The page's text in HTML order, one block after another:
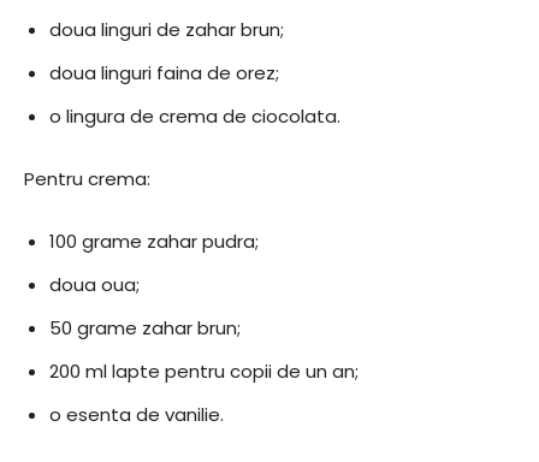
doua linguri de zahar brun;
doua linguri faina de orez;
o lingura de crema de ciocolata.
Pentru crema:
100 grame zahar pudra;
doua oua;
50 grame zahar brun;
200 ml lapte pentru copii de un an;
o esenta de vanilie.